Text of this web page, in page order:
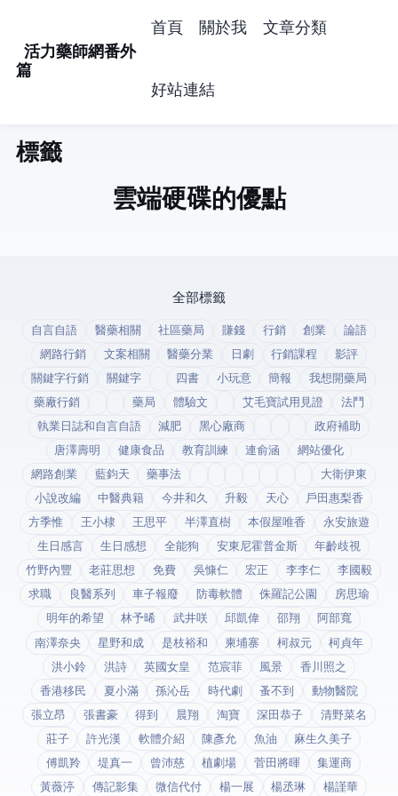
活力藥師網番外
篇
首頁 關於我 文章分類
好站連結
標籤: goolge (1)
Google雲端硬碟的優點
全部標籤
自言自語 醫藥相關 社區藥局 賺錢 行銷 創業
論語
網路行銷
文案相關 醫藥分業 日劇 行銷課程
影評
關鍵字行銷
關鍵字 四書 小玩意 簡報
我想開藥局
藥廠行銷
藥局 體驗文 艾毛寶試用見證
法鬥
執業日誌和自言自語
減肥 黑心廠商
政府補助
唐澤壽明
健康食品 教育訓練 連俞涵
網站優化
網路創業
藍鈞天 藥事法
大衛伊東
小說改編
中醫典籍 今井和久 升毅 天心
戶田惠梨香
方季惟
王小棣 王思平 半澤直樹 本假屋唯香
永安旅遊
生日感言
生日感想 全能狗 安東尼霍普金斯
年齡歧視
竹野內豐
老莊思想 免費 吳慷仁 宏正 李李仁
李國毅
求職
良醫系列 車子報廢 防毒軟體 侏羅記公園
房思瑜
明年的希望
林予晞 武井咲 邱凱偉 邵翔
阿部寬
南澤奈央
星野和成 是枝裕和 柬埔寨 柯叔元
柯貞年
洪小鈴
洪詩 英國女皇 范宸菲 風景
香川照之
香港移民
夏小滿 孫沁岳 時代劇 蚤不到
動物醫院
張立昂
張書豪 得到app 晨翔 淘寶 深田恭子
清野菜名
莊子
許光漢 軟體介紹 陳彥允 魚油
麻生久美子
傅凱羚
堤真一 曾沛慈 植劇場 菅田將暉
集運商
黃薇渟
傳記影集 微信代付 楊一展 楊丞琳 楊謹華